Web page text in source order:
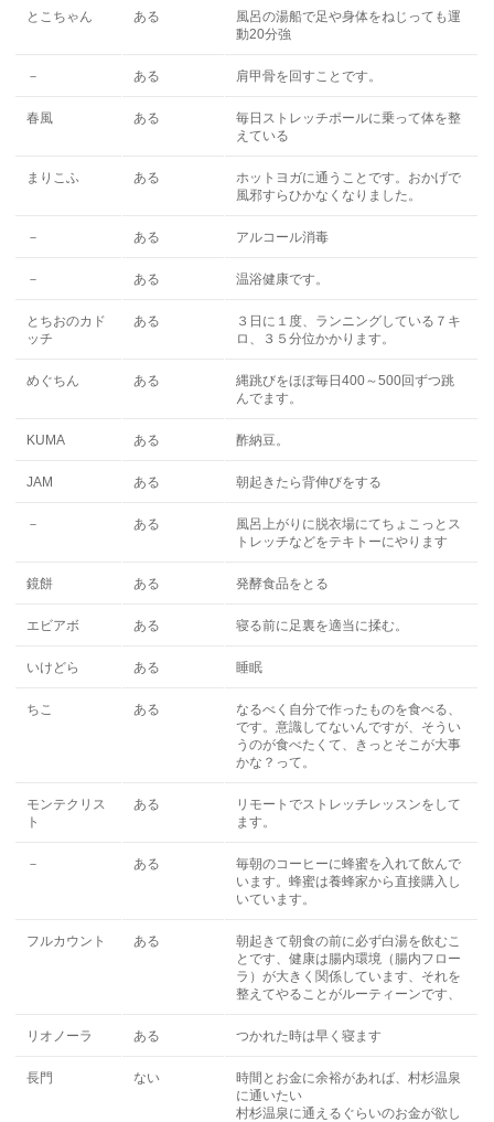
とこちゃん ある
風呂の湯船で足や身体をねじっても運
動20分強
－ ある 肩甲骨を回すことです。
春風 ある
毎日ストレッチポールに乗って体を整
えている
まりこふ ある
ホットヨガに通うことです。おかげで
風邪すらひかなくなりました。
－ ある アルコール消毒
－ ある 温浴健康です。
とちおのカド
ッチ
ある
３日に１度、ランニングしている７キ
ロ、３５分位かかります。
めぐちん ある
縄跳びをほぼ毎日400～500回ずつ跳
んでます。
KUMA ある 酢納豆。
JAM ある 朝起きたら背伸びをする
－ ある
風呂上がりに脱衣場にてちょこっとス
トレッチなどをテキトーにやります
鏡餅 ある 発酵食品をとる
エビアボ ある 寝る前に足裏を適当に揉む。
いけどら ある 睡眠
ちこ ある
なるべく自分で作ったものを食べる、
です。意識してないんですが、そうい
うのが食べたくて、きっとそこが大事
かな？って。
モンテクリス
ト
ある
リモートでストレッチレッスンをして
ます。
－ ある
毎朝のコーヒーに蜂蜜を入れて飲んで
います。蜂蜜は養蜂家から直接購入し
いています。
フルカウント ある
朝起きて朝食の前に必ず白湯を飲むこ
とです、健康は腸内環境（腸内フロー
ラ）が大きく関係しています、それを
整えてやることがルーティーンです、
リオノーラ ある つかれた時は早く寝ます
長門 ない
時間とお金に余裕があれば、村杉温泉
に通いたい
村杉温泉に通えるぐらいのお金が欲し